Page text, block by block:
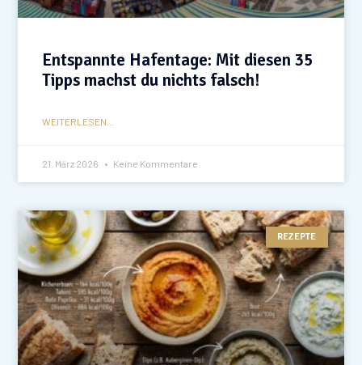
Entspannte Hafentage: Mit diesen 35
Tipps machst du nichts falsch!
WEITERLESEN...
21. März 2026 Keine Kommentare
REZEPTE